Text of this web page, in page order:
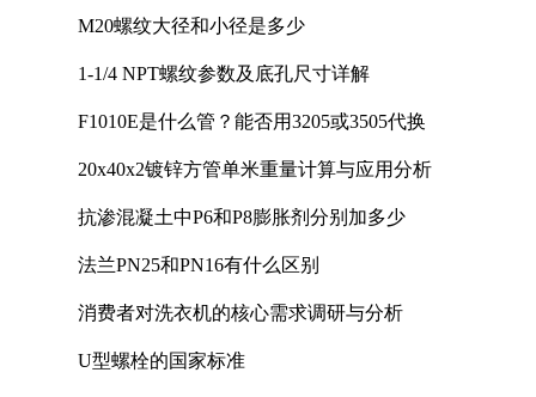
M20螺纹大径和小径是多少
1-1/4 NPT螺纹参数及底孔尺寸详解
F1010E是什么管？能否用3205或3505代换
20x40x2镀锌方管单米重量计算与应用分析
抗渗混凝土中P6和P8膨胀剂分别加多少
法兰PN25和PN16有什么区别
消费者对洗衣机的核心需求调研与分析
U型螺栓的国家标准